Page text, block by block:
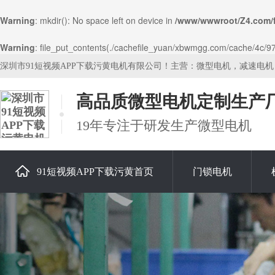
Warning: mkdir(): No space left on device in /www/wwwroot/
Warning: file_put_contents(./cachefile_yuan/xbwmgg.com/cache/
深圳市91短视频APP下载污黄电机有限公司！主营：微型电机，减速电
高品质微型电机定制生产
19年专注于研发生产微型电机
91短视频APP下载污黄首页 门锁电机
关于91短视频APP下载污黄